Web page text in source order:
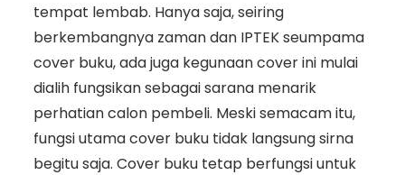
tempat lembab. Hanya saja, seiring
berkembangnya zaman dan IPTEK seumpama
cover buku, ada juga kegunaan cover ini mulai
dialih fungsikan sebagai sarana menarik
perhatian calon pembeli. Meski semacam itu,
fungsi utama cover buku tidak langsung sirna
begitu saja. Cover buku tetap berfungsi untuk